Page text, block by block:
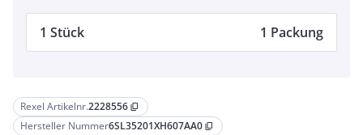
Rexel Artikelnr.2228556 content_copy
Hersteller Nummer6SL35201XH607AA0 content_copy
1 Stück 1 Packung